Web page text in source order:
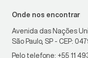
Onde nos encontrar
Avenida das Nações
São Paulo, SP - CEP:
Pelo telefone: +55 11